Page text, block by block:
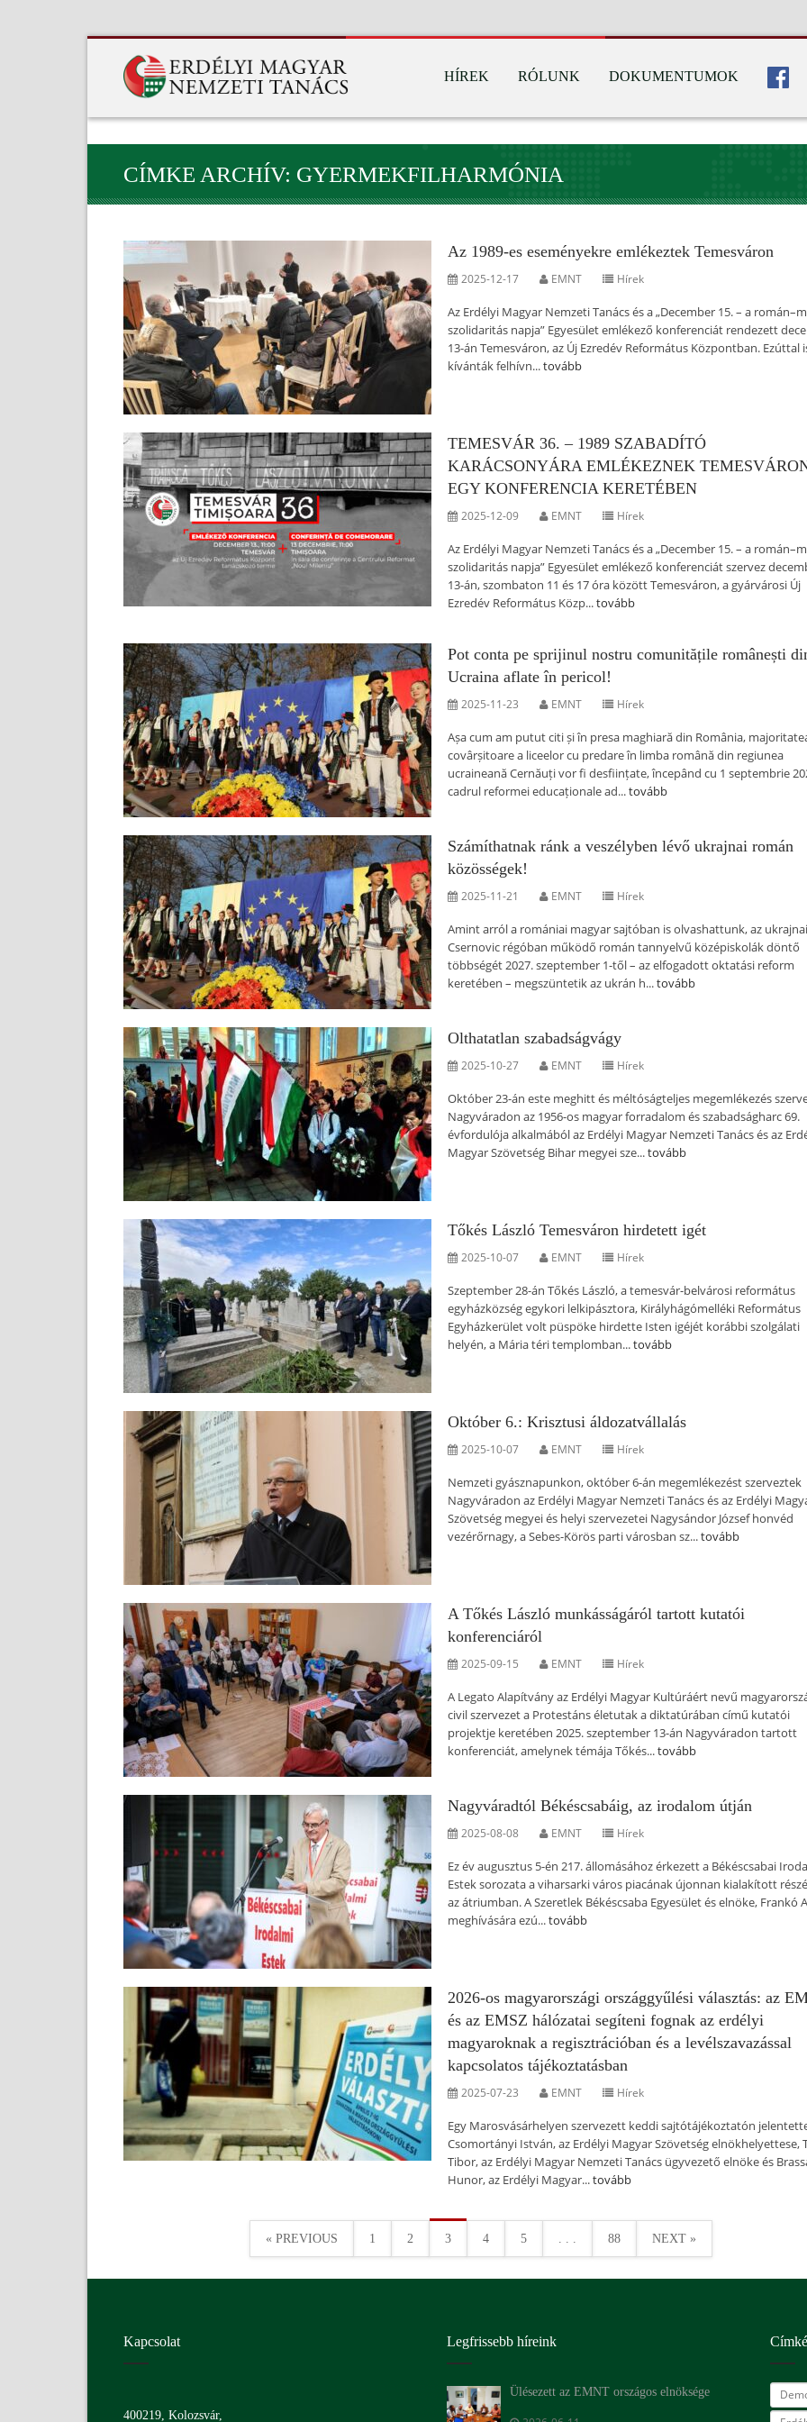
HÍREK RÓLUNK DOKUMENTUMOK
CÍMKE ARCHÍV: GYERMEKFILHARMÓNIA
Az 1989-es eseményekre emlékeztek Temesváron
2025-12-17 EMNT Hírek
Az Erdélyi Magyar Nemzeti Tanács és a „December 15. – a
szolidaritás napja” Egyesület emlékező konferenciát rendezett
13-án Temesváron, az Új Ezredév Református Központban. Ezúttal
kívánták felhívn...tovább
TEMESVÁR 36. – 1989 SZABADÍTÓ
KARÁCSONYÁRA EMLÉKEZNEK
EGY KONFERENCIA KERETÉBEN
2025-12-09 EMNT Hírek
Az Erdélyi Magyar Nemzeti Tanács és a „December 15. – a
szolidaritás napja” Egyesület emlékező konferenciát szervez
13-án, szombaton 11 és 17 óra között Temesváron, a gyárvárosi Új
Ezredév Református Közp...tovább
Pot conta pe sprijinul nostru comunitățile românești
Ucraina aflate în pericol!
2025-11-23 EMNT Hírek
Așa cum am putut citi și în presa maghiară din România,
covârșitoare a liceelor cu predare în limba română din regiunea
ucraineană Cernăuți vor fi desființate, începând cu 1 septembrie
cadrul reformei educaționale ad...tovább
Számíthatnak ránk a veszélyben lévő ukrajnai román
közösségek!
2025-11-21 EMNT Hírek
Amint arról a romániai magyar sajtóban is olvashattunk, az ukrajnai
Csernovic régóban működő román tannyelvű középiskolák döntő
többségét 2027. szeptember 1-től – az elfogadott oktatási reform
keretében – megszüntetik az ukrán h...tovább
Olthatatlan szabadságvágy
2025-10-27 EMNT Hírek
Október 23-án este meghitt és méltóságteljes megemlékezés
Nagyváradon az 1956-os magyar forradalom és szabadságharc 69.
évfordulója alkalmából az Erdélyi Magyar Nemzeti Tanács és az
Magyar Szövetség Bihar megyei sze...tovább
Tőkés László Temesváron hirdetett igét
2025-10-07 EMNT Hírek
Szeptember 28-án Tőkés László, a temesvár-belvárosi református
egyházközség egykori lelkipásztora, Királyhágómelléki Református
Egyházkerület volt püspöke hirdette Isten igéjét korábbi szolgálati
helyén, a Mária téri templomban...tovább
Október 6.: Krisztusi áldozatvállalás
2025-10-07 EMNT Hírek
Nemzeti gyásznapunkon, október 6-án megemlékezést szerveztek
Nagyváradon az Erdélyi Magyar Nemzeti Tanács és az Erdélyi
Szövetség megyei és helyi szervezetei Nagysándor József honvéd
vezérőrnagy, a Sebes-Körös parti városban sz...tovább
A Tőkés László munkásságáról tartott kutatói
konferenciáról
2025-09-15 EMNT Hírek
A Legato Alapítvány az Erdélyi Magyar Kultúráért nevű
civil szervezet a Protestáns életutak a diktatúrában című kutatói
projektje keretében 2025. szeptember 13-án Nagyváradon tartott
konferenciát, amelynek témája Tőkés...tovább
Nagyváradtól Békéscsabáig, az irodalom útján
2025-08-08 EMNT Hírek
Ez év augusztus 5-én 217. állomásához érkezett a Békéscsabai
Estek sorozata a viharsarki város piacának újonnan kialakított
az átriumban. A Szeretlek Békéscsaba Egyesület és elnöke, Frankó
meghívására ezú...tovább
2026-os magyarországi országgyűlési választás: az
és az EMSZ hálózatai segíteni fognak az erdélyi
magyaroknak a regisztrációban és a levélszavazással
kapcsolatos tájékoztatásban
2025-07-23 EMNT Hírek
Egy Marosvásárhelyen szervezett keddi sajtótájékoztatón
Csomortányi István, az Erdélyi Magyar Szövetség elnökhelyettese,
Tibor, az Erdélyi Magyar Nemzeti Tanács ügyvezető elnöke és
Hunor, az Erdélyi Magyar...tovább
« PREVIOUS 1 2 3 4 5 . . . 88 NEXT »
Kapcsolat
400219, Kolozsvár,
Legfrissebb híreink
Ülésezett az EMNT országos elnöksége